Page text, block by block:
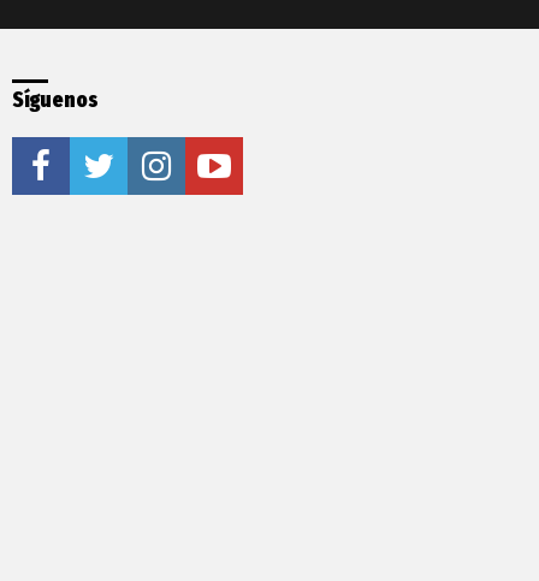
Síguenos
facebooktwitter instagramyoutube